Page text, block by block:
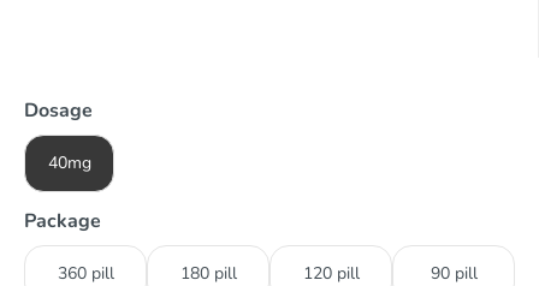
Dosage
40mg
Package
360 pill 180 pill 120 pill 90 pill